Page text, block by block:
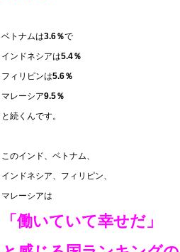
ベトナムは3.6％で
インドネシアは5.4％
フィリピンは5.6％
マレーシア9.5％
と続くんです。
このインド、ベトナム、
インドネシア、フィリピン、
マレーシアは
「働いていて幸せだ」